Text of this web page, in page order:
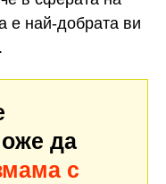
е най-добрата ви
да
с